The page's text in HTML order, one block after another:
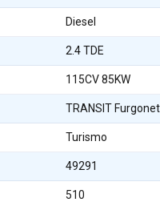
Diesel
2.4 TDE
115CV 85KW
TRANSIT
Turismo
49291
510